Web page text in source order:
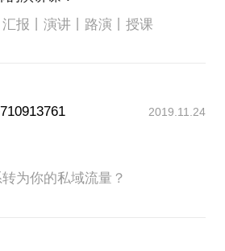
报丨演讲丨路演丨授课
2019.11.24
为你的私域流量？